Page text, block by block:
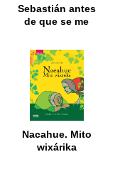
Sebastián antes
de que se me
Nacahue. Mito
wixárika